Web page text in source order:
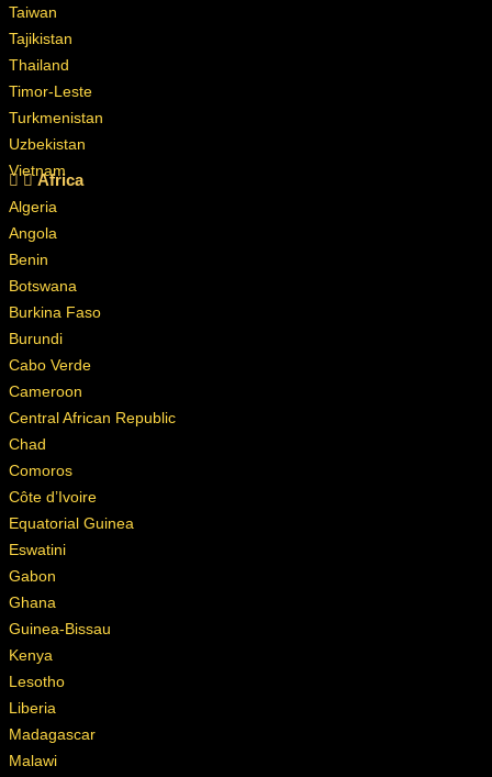
Taiwan
Tajikistan
Thailand
Timor-Leste
Turkmenistan
Uzbekistan
Vietnam
Africa
Algeria
Angola
Benin
Botswana
Burkina Faso
Burundi
Cabo Verde
Cameroon
Central African Republic
Chad
Comoros
Côte d’Ivoire
Equatorial Guinea
Eswatini
Gabon
Ghana
Guinea-Bissau
Kenya
Lesotho
Liberia
Madagascar
Malawi